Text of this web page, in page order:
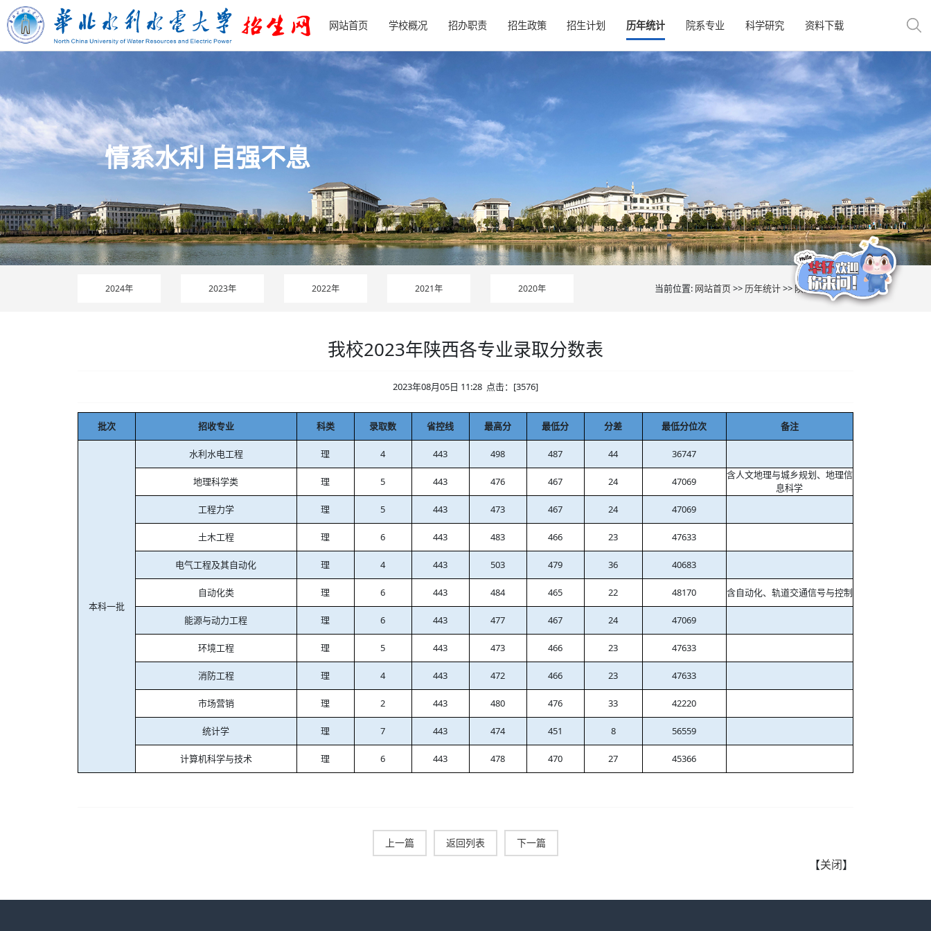
网站首页 学校概况 招办职责 招生政策 招生计划 历年统计 院系专业 科学研究 资料下载
情系水利 自强不息
2024年 2023年 2022年 2021年 2020年 当前位置: 网站首页>> 历年统计>> 陕西省>> 正文
我校2023年陕西各专业录取分数表
2023年08月05日 11:28 点击：[3576]
批次 招收专业 科类 录取数 省控线 最高分 最低分 分差 最低分位次 备注
本科一批
水利水电工程 理 4 443 498 487 44 36747
地理科学类 理 5 443 476 467 24 47069
含人文地理与城乡规划、地理信
息科学
工程力学
理 5 443 473 467 24 47069
土木工程 理 6 443 483 466 23 47633
电气工程及其自动化 理 4 443 503 479 36 40683
自动化类 理 6 443 484 465 22 48170 含自动化、轨道交通信号与控制
能源与动力工程 理 6 443 477 467 24 47069
环境工程 理 5 443 473 466 23 47633
消防工程 理 4 443 472 466 23 47633
市场营销 理 2 443 480 476 33 42220
统计学 理 7 443 474 451 8 56559
计算机科学与技术 理 6 443 478 470 27 45366
上一篇 返回列表 下一篇
【关闭】